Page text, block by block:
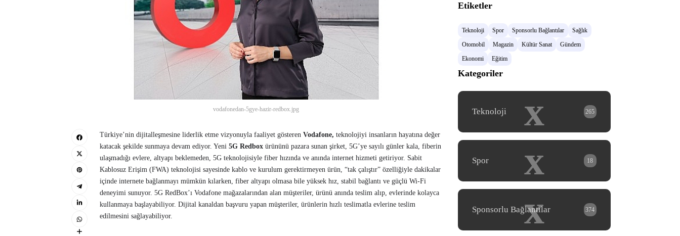
vodafonedan-5gye-hazir-redbox.jpg
Türkiye’nin dijitalleşmesine liderlik etme vizyonuyla faaliyet gösteren Vodafone, teknolojiyi insanların hayatına değer
katacak şekilde sunmaya devam ediyor. Yeni 5G Redbox ürününü pazara sunan şirket, 5G’ye sayılı günler kala, fiberin
ulaşmadığı evlere, altyapı beklemeden, 5G teknolojisiyle fiber hızında ve anında internet hizmeti getiriyor. Sabit
Kablosuz Erişim (FWA) teknolojisi sayesinde kablo ve kurulum gerektirmeyen ürün, “tak çalıştır” özelliğiyle dakikalar
içinde internete bağlanmayı mümkün kılarken, fiber altyapı olmasa bile yüksek hız, stabil bağlantı ve güçlü Wi-Fi
deneyimi sunuyor. 5G RedBox’ı Vodafone mağazalarından alan müşteriler, ürünü anında teslim alıp, evlerinde kolayca
kullanmaya başlayabiliyor. Dijital kanaldan başvuru yapan müşteriler, ürünlerin hızlı teslimatla evlerine teslim
edilmesini sağlayabiliyor.
Etiketler
Teknoloji Spor Sponsorlu Bağlantılar
Sağlık
Otomobil
Magazin Kültür Sanat
Gündem
Ekonomi
Eğitim
Kategoriler
x
Teknoloji 265
x
Spor 18
x
Sponsorlu Bağlantılar 374